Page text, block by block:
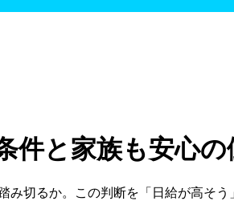
件と家族も安心の
切るか。この判断を「日給が高そ